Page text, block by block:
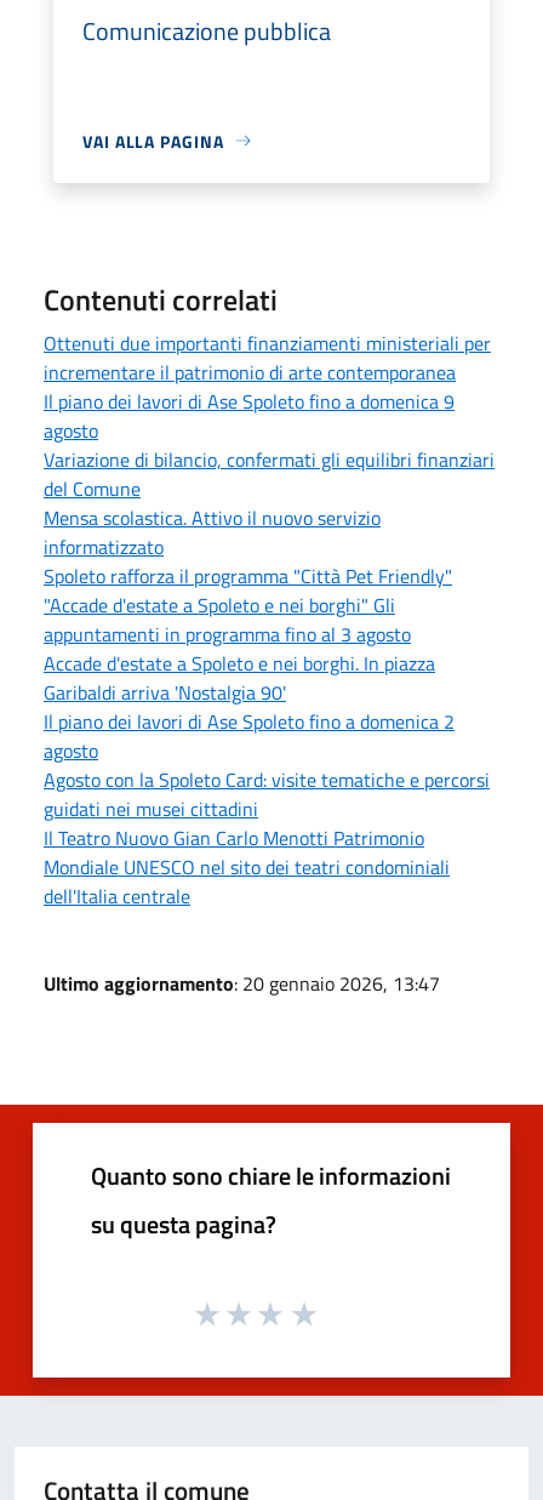
Comunicazione pubblica
VAI ALLA PAGINA
Contenuti correlati
Ottenuti due importanti finanziamenti ministeriali per
incrementare il patrimonio di arte contemporanea
Il piano dei lavori di Ase Spoleto fino a domenica 9
agosto
Variazione di bilancio, confermati gli equilibri finanziari
del Comune
Mensa scolastica. Attivo il nuovo servizio
informatizzato
Spoleto rafforza il programma "Città Pet Friendly"
"Accade d'estate a Spoleto e nei borghi" Gli
appuntamenti in programma fino al 3 agosto
Accade d'estate a Spoleto e nei borghi. In piazza
Garibaldi arriva 'Nostalgia 90'
Il piano dei lavori di Ase Spoleto fino a domenica 2
agosto
Agosto con la Spoleto Card: visite tematiche e percorsi
guidati nei musei cittadini
Il Teatro Nuovo Gian Carlo Menotti Patrimonio
Mondiale UNESCO nel sito dei teatri condominiali
dell'Italia centrale
Ultimo aggiornamento: 20 gennaio 2026, 13:47
Quanto sono chiare le informazioni
su questa pagina?
Contatta il comune